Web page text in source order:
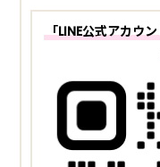
「LINE公式アカウ